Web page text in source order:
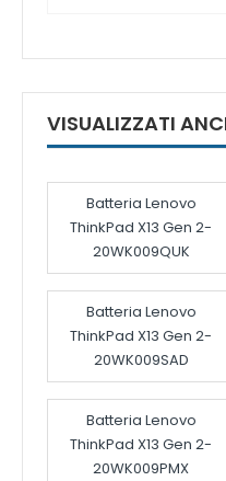
VISUALIZZATI
Batteria Lenovo
ThinkPad X13 Gen 2-
20WK009QUK
Batteria Lenovo
ThinkPad X13 Gen 2-
20WK009SAD
Batteria Lenovo
ThinkPad X13 Gen 2-
20WK009PMX